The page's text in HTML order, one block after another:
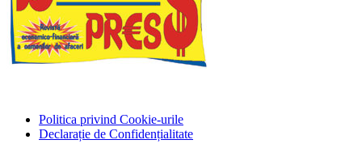
Politica privind Cookie-urile
Declarație de Confidențialitate